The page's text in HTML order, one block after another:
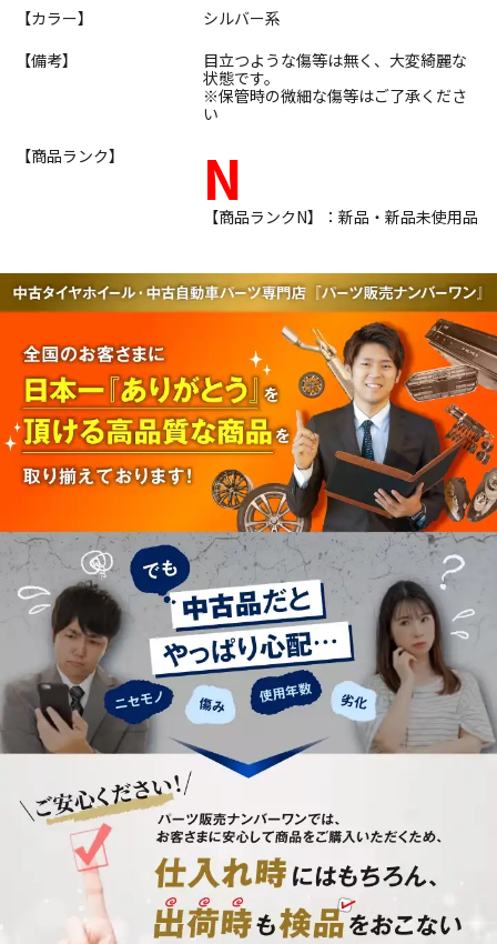
【カラー】
シルバー系
【備考】
目立つような傷等は無く、大変綺麗な
状態です。
※保管時の微細な傷等はご了承くださ
い
【商品ランク】
N
【商品ランクN】：新品・新品未使用品